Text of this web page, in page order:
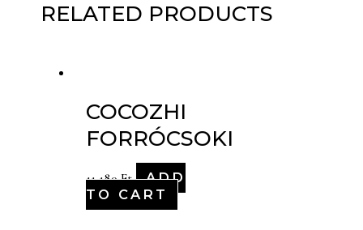
RELATED PRODUCTS
COCOZHI
FORRÓCSOKI
11,180Ft
ADD
TO CART